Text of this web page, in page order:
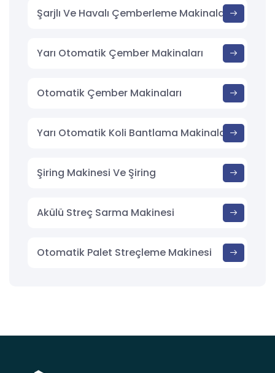
Şarjlı Ve Havalı Çemberleme Makinaları
Yarı Otomatik Çember Makinaları
Otomatik Çember Makinaları
Yarı Otomatik Koli Bantlama Makinaları
Şiring Makinesi Ve Şiring
Akülü Streç Sarma Makinesi
Otomatik Palet Streçleme Makinesi